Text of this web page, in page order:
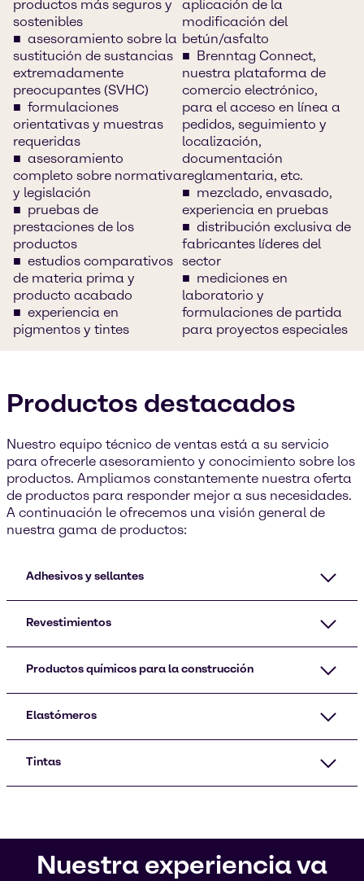
productos más seguros y
sostenibles
asesoramiento sobre la
sustitución de sustancias
extremadamente
preocupantes (SVHC)
formulaciones
orientativas y muestras
requeridas
asesoramiento
completo sobre normativa
y legislación
pruebas de
prestaciones de los
productos
estudios comparativos
de materia prima y
producto acabado
experiencia en
pigmentos y tintes
aplicación de la
modificación del
betún/asfalto
Brenntag Connect,
nuestra plataforma de
comercio electrónico,
para el acceso en línea a
pedidos, seguimiento y
localización,
documentación
reglamentaria, etc.
mezclado, envasado,
experiencia en pruebas
distribución exclusiva de
fabricantes líderes del
sector
mediciones en
laboratorio y
formulaciones de partida
para proyectos especiales
Productos destacados
Nuestro equipo técnico de ventas está a su servicio
para ofrecerle asesoramiento y conocimiento sobre los
productos. Ampliamos constantemente nuestra oferta
de productos para responder mejor a sus necesidades.
A continuación le ofrecemos una visión general de
nuestra gama de productos:
Adhesivos y sellantes
Revestimientos
Productos químicos para la construcción
Elastómeros
Tintas
Nuestra experiencia va